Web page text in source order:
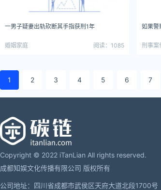
一男子疑妻出轨砍断其手指获刑1年
婚姻家庭 阅读：1085
如果警
刑事案
1 2 3 4 5 6 7
Copyright © 2022 iTanLian All rights reserved.
成都知娱文化传播有限公司 版权所有
公司地址：四川省成都市武侯区天府大道北段1700号